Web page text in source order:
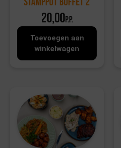
20,00p.p.
Toevoegen aan
winkelwagen